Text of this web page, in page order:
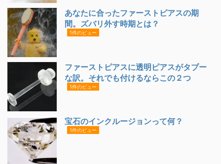
あなたに合ったファーストピアスの期
間。ズバリ外す時期とは？
1件のビュー
ファーストピアスに透明ピアスがタブー
な訳。それでも付けるならこの２つ
1件のビュー
宝石のインクルージョンって何？
1件のビュー